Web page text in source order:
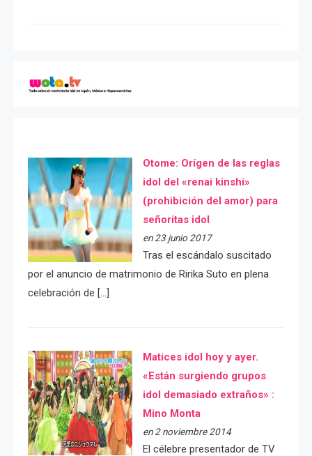
Otome: Orígen de las reglas
idol del «renai kinshi»
(prohibición del amor) para
señoritas idol
en 23 junio 2017
Tras el escándalo suscitado
por el anuncio de matrimonio de Ririka Suto en plena
celebración de […]
Matices idol hoy y ayer.
«Están surgiendo grupos
idol demasiado extraños» :
Mino Monta
en 2 noviembre 2014
El célebre presentador de TV